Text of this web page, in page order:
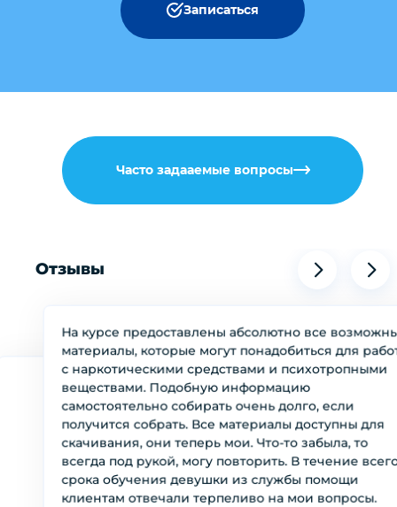
Записаться
Часто задааемые вопросы
Отзывы
На курсе предоставлены абсолютно все
материалы, которые могут понадобиться для
с наркотическими средствами и психотропными
веществами. Подобную информацию
самостоятельно собирать очень долго, если
получится собрать. Все материалы доступны для
скачивания, они теперь мои. Что-то забыла, то
всегда под рукой, могу повторить. В течение
срока обучения девушки из службы помощи
клиентам отвечали терпеливо на мои вопросы.